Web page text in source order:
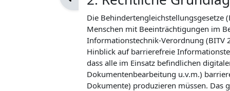
Die Behindertengleichstellungsgesetze
Menschen mit Beeinträchtigungen im
Informationstechnik-Verordnung (BITV
Hinblick auf barrierefreie
dass alle im Einsatz befindlichen
Dokumentenbearbeitung u.v.m.)
Dokumente) produzieren müssen. Das